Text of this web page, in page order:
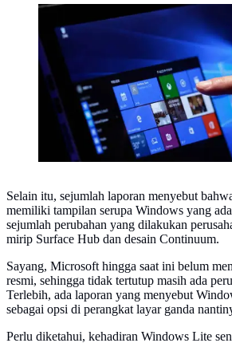
Windows 10, (gettyimages)
Selain itu, sejumlah laporan menyebut
memiliki tampilan serupa Windows yang
sejumlah perubahan yang dilakukan
mirip Surface Hub dan desain Continuum.
Sayang, Microsoft hingga saat ini belum
resmi, sehingga tidak tertutup masih ada
Terlebih, ada laporan yang menyebut
sebagai opsi di perangkat layar ganda
Perlu diketahui, kehadiran Windows Lite